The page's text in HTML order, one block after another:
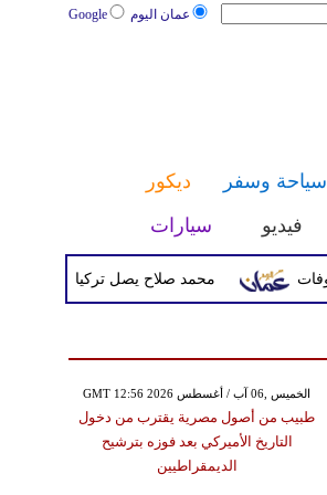
عمان اليوم Google
سياحة وسفر
ديكور
فيديو سيارات
محمد صلاح يصل تركيا الأربعاء لإتمام
GMT 12:56 2026 الخميس ,06 آب / أغسطس
طبيب من أصول مصرية يقترب من دخول
التاريخ الأميركي بعد فوزه بترشيح
الديمقراطيين